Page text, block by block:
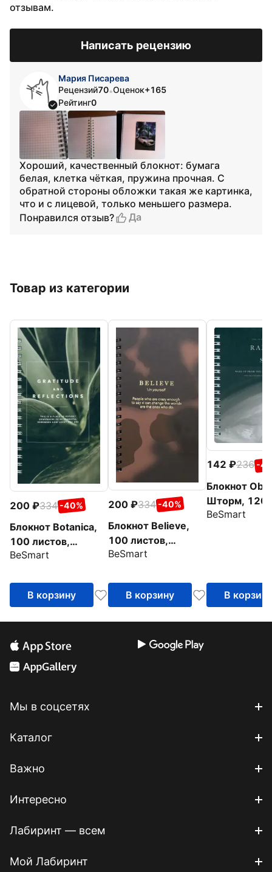
отзывам.
Написать рецензию
Мария Писарева
Рецензий70•Оценок+165
Рейтинг0
Хороший, качественный блокнот: бумага
белая, клетка чёткая, пружина прочная. С
обратной стороны обложки такая же картинка,
что и с лицевой, только меньшего размера.
Понравился отзыв?
Да
Товар из категории
200 334 -40%
Блокнот Botanica,
100 листов,
клетка,
BeSmart
В корзину
200 334 -40%
Блокнот Believe,
100 листов,
клетка, пятна на
BeSmart
В корзину
142 236 -
Блокнот
Шторм, 120
листов,
BeSmart
В корзину
Мы в соцсетях
Каталог
Важно
Интересно
Лабиринт — всем
Мой Лабиринт